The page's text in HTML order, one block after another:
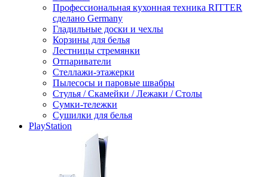
Профессиональная кухонная техника RITTER
сделано Germany
Гладильные доски и чехлы
Корзины для белья
Лестницы стремянки
Отпариватели
Стеллажи-этажерки
Пылесосы и паровые швабры
Стулья / Скамейки / Лежаки / Столы
Сумки-тележки
Сушилки для белья
PlayStation